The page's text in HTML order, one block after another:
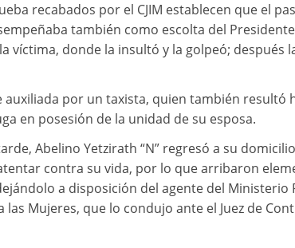
recabados por el CJIM establecen que el
también como escolta del
víctima, donde la insultó y la golpeó; después
auxiliada por un taxista, quien también resultó
en posesión de la unidad de su esposa.
Abelino Yetzirath “N” regresó a su
contra su vida, por lo que arribaron
a disposición del agente del Ministerio
las Mujeres, que lo condujo ante el Juez de